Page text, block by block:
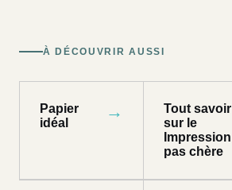
À DÉCOUVRIR AUSSI
Papier
idéal
→
Tout savoir
sur le
Impression
pas chère